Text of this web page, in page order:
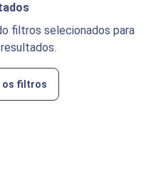
filtros selecionados para
os filtros